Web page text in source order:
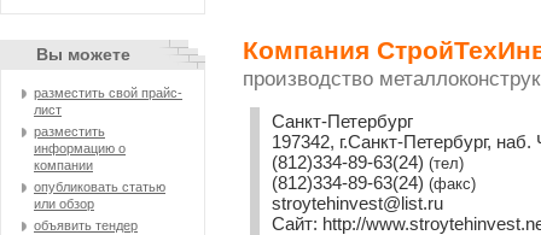
Вы можете
разместить свой прайс-
лист
разместить
информацию о
компании
опубликовать статью
или обзор
объявить тендер
Компания
производство
Санкт-Петербург
197342, г.Санкт-Петербург,
(812)334-89-63(24)(тел)
(812)334-89-63(24)(факс)
stroytehinvest@list.ru
Сайт: http://